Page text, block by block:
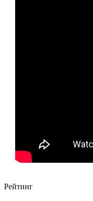
Рейтинг